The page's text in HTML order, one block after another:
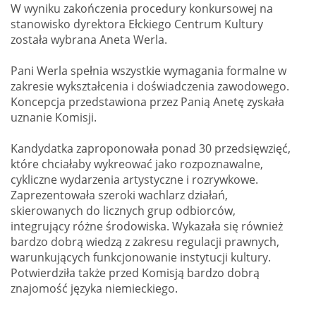
W wyniku zakończenia procedury konkursowej na
stanowisko dyrektora Ełckiego Centrum Kultury
została wybrana Aneta Werla.
Pani Werla spełnia wszystkie wymagania formalne w
zakresie wykształcenia i doświadczenia zawodowego.
Koncepcja przedstawiona przez Panią Anetę zyskała
uznanie Komisji.
Kandydatka zaproponowała ponad 30 przedsięwzięć,
które chciałaby wykreować jako rozpoznawalne,
cykliczne wydarzenia artystyczne i rozrywkowe.
Zaprezentowała szeroki wachlarz działań,
skierowanych do licznych grup odbiorców,
integrujący różne środowiska. Wykazała się również
bardzo dobrą wiedzą z zakresu regulacji prawnych,
warunkujących funkcjonowanie instytucji kultury.
Potwierdziła także przed Komisją bardzo dobrą
znajomość języka niemieckiego.